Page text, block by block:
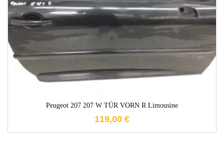
Peugeot 207 207 W TÜR VORN R Limousine
119,00 €